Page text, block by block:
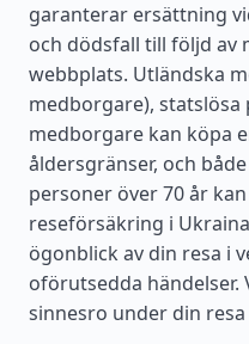
garanterar ersättning
och dödsfall till följd av
webbplats. Utländska
medborgare),
medborgare kan köpa
åldersgränser, och
personer över 70 år
reseförsäkring i
ögonblick av din resa i
oförutsedda
sinnesro under din